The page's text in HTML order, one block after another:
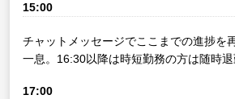
15:00
チャットメッセージでここまでの進捗を
一息。16:30以降は時短勤務の方は随時退
17:00